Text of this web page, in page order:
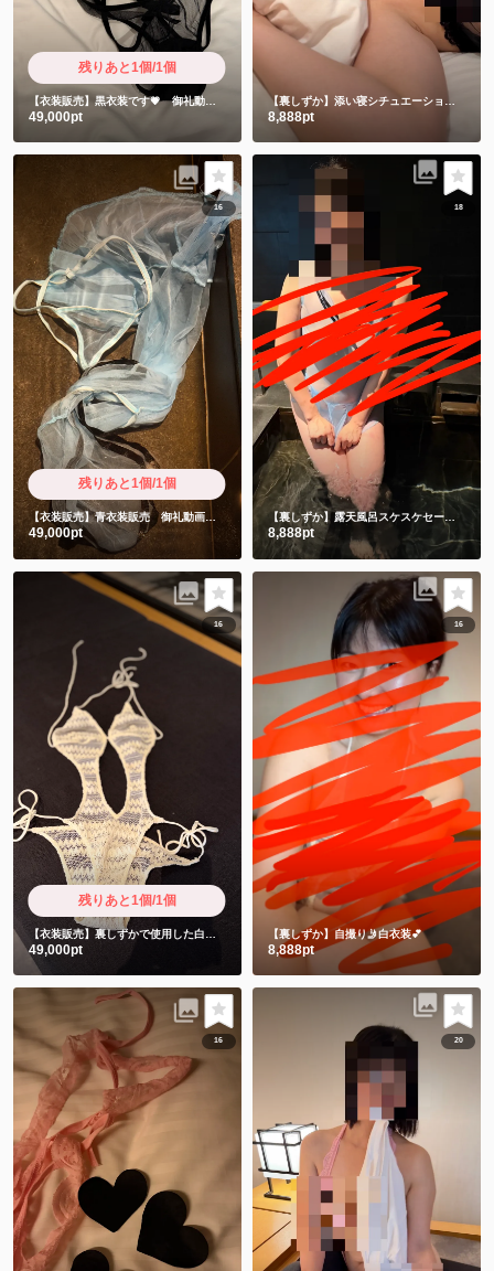
残りあと1個/1個
【衣装販売】黒衣装です💗 御礼動画付き
49,000pt 8,888pt
16
残りあと1個/1個
【衣装販売】青衣装販売 御礼動画と直筆お手紙付きです❤️
49,000pt
18
【裏しずか】露天風呂スケスケセーラー服風衣装💕これ布意味ありますか？スケスケなんですが😩
8,888pt
16
残りあと1個/1個
49,000pt
16
【裏しずか】自撮り🤳白衣装💕
8,888pt
16 20